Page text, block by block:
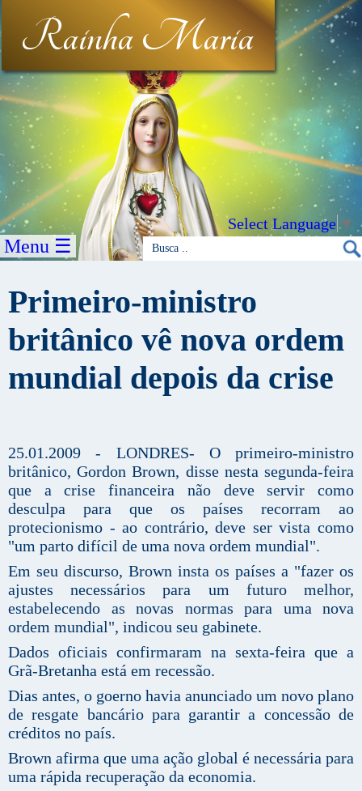
Rainha Maria
Select Language ▼
Menu ☰
Primeiro-ministro
britânico vê nova ordem
mundial depois da crise
25.01.2009 - LONDRES- O primeiro-ministro
britânico, Gordon Brown, disse nesta segunda-feira
que a crise financeira não deve servir como
desculpa para que os países recorram ao
protecionismo - ao contrário, deve ser vista como
"um parto difícil de uma nova ordem mundial".
Em seu discurso, Brown insta os países a "fazer os
ajustes necessários para um futuro melhor,
estabelecendo as novas normas para uma nova
ordem mundial", indicou seu gabinete.
Dados oficiais confirmaram na sexta-feira que a
Grã-Bretanha está em recessão.
Dias antes, o goerno havia anunciado um novo plano
de resgate bancário para garantir a concessão de
créditos no país.
Brown afirma que uma ação global é necessária para
uma rápida recuperação da economia.